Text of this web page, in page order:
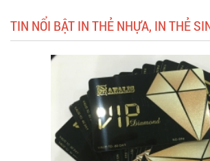
TIN NỔI BẬT IN THẺ NHỰA, IN THẺ